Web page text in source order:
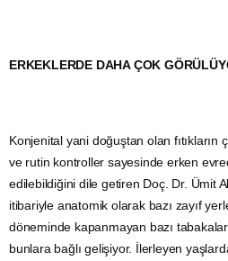
ERKEKLERDE DAHA ÇOK
Konjenital yani doğuştan olan fıtıkların
ve rutin kontroller sayesinde erken
edilebildiğini dile getiren Doç. Dr. Ümit
itibariyle anatomik olarak bazı zayıf
döneminde kapanmayan bazı
bunlara bağlı gelişiyor. İlerleyen